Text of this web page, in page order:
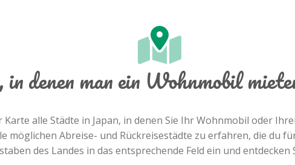
denen man ein Wohnmobil
Karte alle Städte in Japan, in denen Sie Ihr Wohnmobil oder
möglichen Abreise- und Rückreisestädte zu erfahren, die du
des Landes in das entsprechende Feld ein und